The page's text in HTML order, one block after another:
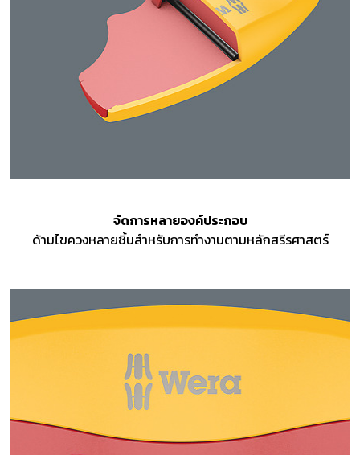
จัดการหลายองค์ประกอบ
ด้ามไขควงหลายชิ้นสำหรับการทำงานตามหลักสรีรศาสตร์